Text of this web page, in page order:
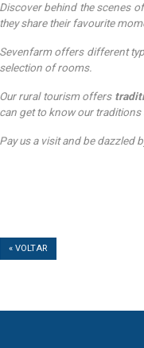
Discover behind the scenes
they share their favourite
Sevenfarm offers different
selection of rooms.
Our rural tourism offers
can get to know our
Pay us a visit and be dazzled
« VOLTAR